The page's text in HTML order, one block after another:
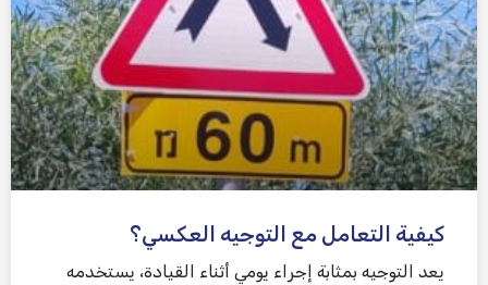
كيفية التعامل مع التوجيه العكسي؟
يعد التوجيه بمثابة إجراء يومي أثناء القيادة، يستخدمه